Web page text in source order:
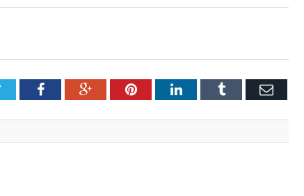
TwitterFacebookGoogle+PinterestLinkedInTumblr Email